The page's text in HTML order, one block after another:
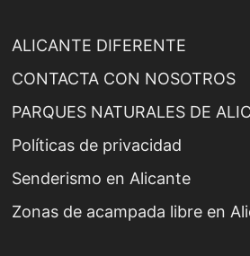
ALICANTE DIFERENTE
CONTACTA CON NOSOTROS
PARQUES NATURALES DE
Políticas de privacidad
Senderismo en Alicante
Zonas de acampada libre en